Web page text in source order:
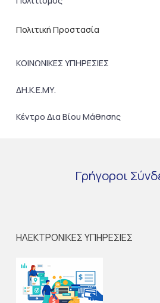
Πολιτική Προστασία
ΚΟΙΝΩΝΙΚΕΣ ΥΠΗΡΕΣΙΕΣ
ΔΗ.Κ.Ε.ΜΥ.
Κέντρο Δια Βίου Μάθησης
Γρήγοροι
ΗΛΕΚΤΡΟΝΙΚΕΣ ΥΠΗΡΕΣΙΕΣ